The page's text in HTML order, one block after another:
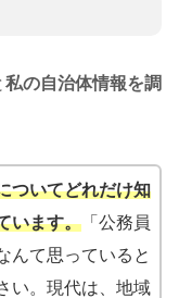
私の自治体情報を調
ついてどれだけ知
います。「公務員
んて思っていると
い。現代は、地域